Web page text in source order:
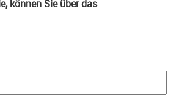
können Sie über das